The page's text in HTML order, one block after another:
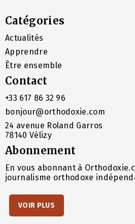
Catégories
Actualités
Apprendre
Être ensemble
Contact
+33 617 86 32 96
bonjour@orthodoxie.com
24 avenue Roland Garros
78140 Vélizy
Abonnement
En vous abonnant à
journalisme orthodoxe
VOIR PLUS